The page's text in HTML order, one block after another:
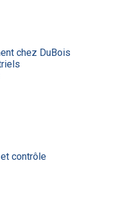
chez DuBois
contrôle